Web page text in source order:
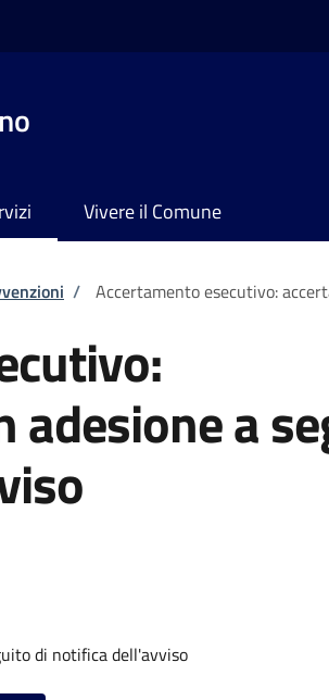
Vivere il Comune
/ Accertamento esecutivo:
adesione a
di notifica dell'avviso